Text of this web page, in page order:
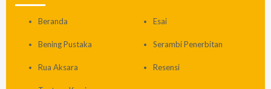
Beranda Esai
Bening Pustaka Serambi Penerbitan
Rua Aksara Resensi